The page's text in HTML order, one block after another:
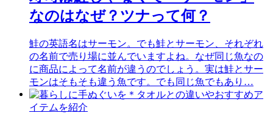
なのはなぜ？ツナって何？
鮭の英語名はサーモン。でも鮭とサーモン、それぞれ
の名前で売り場に並んでいますよね。なぜ同じ魚なの
に商品によって名前が違うのでしょう。実は鮭とサー
モンはそもそも違う魚です。でも同じ魚でもあり…